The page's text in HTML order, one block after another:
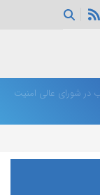
در شورای عالی امنیت